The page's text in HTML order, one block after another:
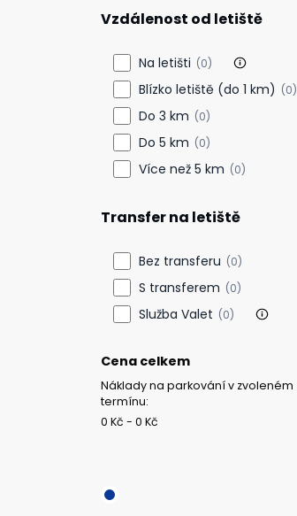
Vzdálenost od letiště
Na letišti (0)
Blízko letiště (do 1 km) (0)
Do 3 km (0)
Do 5 km (0)
Více než 5 km (0)
Transfer na letiště
Bez transferu (0)
S transferem (0)
Služba Valet (0)
Cena celkem
Náklady na parkování v zvoleném
termínu:
0 Kč - 0 Kč